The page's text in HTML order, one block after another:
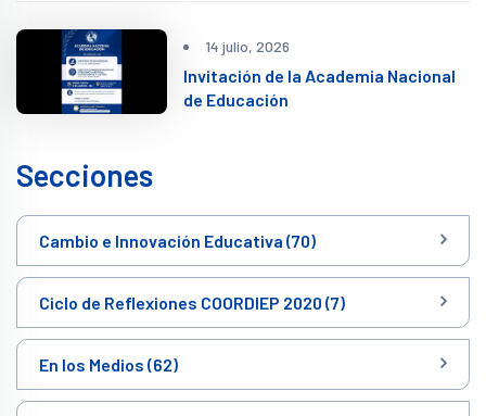
14 julio, 2026
Invitación de la Academia Nacional
de Educación
Secciones
Cambio e Innovación Educativa (70)
Ciclo de Reflexiones COORDIEP 2020 (7)
En los Medios (62)